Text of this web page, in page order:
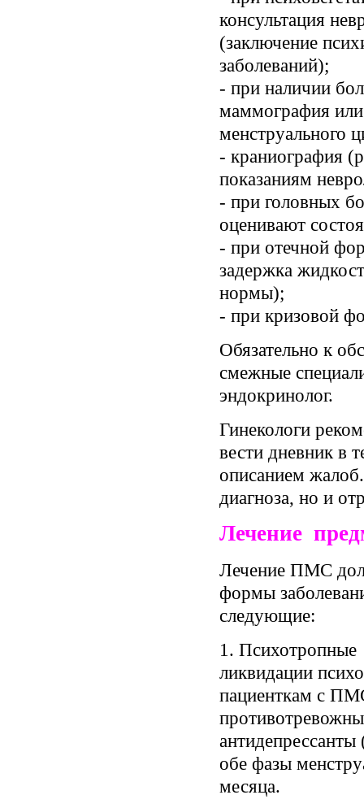
консультация
(заключение
заболеваний);
- при наличии
маммография
менструального
- краниография
показаниям
- при головных
оценивают
- при отечной
задержка
нормы);
- при кризовой
Обязательно к
смежные
эндокринолог.
Гинекологи
вести дневник в
описанием
диагноза, но и
Лечение
Лечение ПМС
формы
следующие:
1. Психотропные
ликвидации
пациенткам с
обе фазы
месяца.